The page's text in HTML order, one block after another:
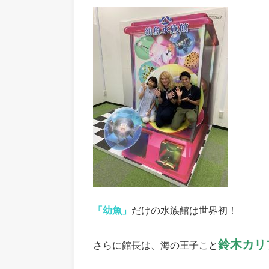
「幼魚」 だけの水族館は世界初！
さらに館長は、海の王子こと鈴木カ